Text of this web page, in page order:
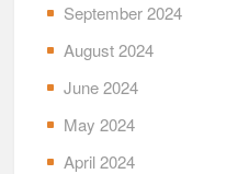
September 2024
August 2024
June 2024
May 2024
April 2024